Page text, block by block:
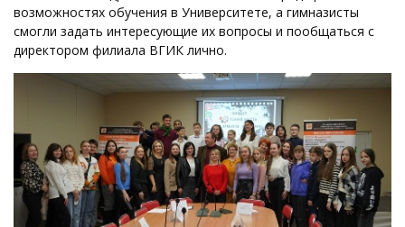
возможностях обучения в Университете, а гимназисты
смогли задать интересующие их вопросы и пообщаться с
директором филиала ВГИК лично.